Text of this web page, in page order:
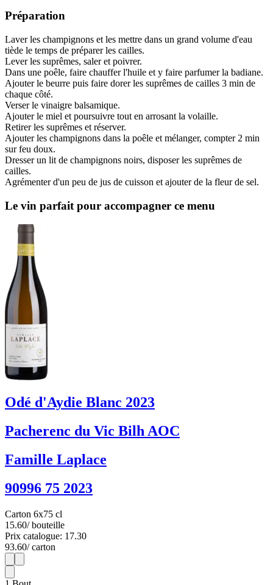
Préparation
Laver les champignons et les mettre dans un grand volume d'eau
tiède le temps de préparer les cailles.
Lever les suprêmes, saler et poivrer.
Dans une poêle, faire chauffer l'huile et y faire parfumer la badiane.
Ajouter le beurre puis faire dorer les suprêmes de cailles 3 min de
chaque côté.
Verser le vinaigre balsamique.
Ajouter le miel et poursuivre tout en arrosant la volaille.
Retirer les suprêmes et réserver.
Ajouter les champignons dans la poêle et mélanger, compter 2 min
sur feu doux.
Dresser un lit de champignons noirs, disposer les suprêmes de
cailles.
Agrémenter d'un peu de jus de cuisson et ajouter de la fleur de sel.
Le vin parfait pour accompagner ce menu
Odé d'Aydie Blanc 2023
Pacherenc du Vic Bilh AOC
Famille Laplace
90996 75 2023
Carton 6x75 cl
15.60/ bouteille
Prix catalogue: 17.30
93.60/ carton
1